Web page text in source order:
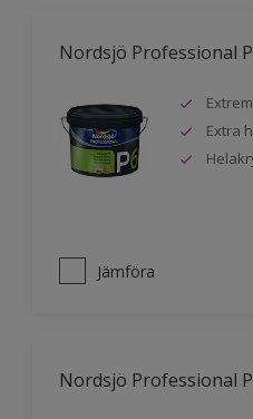
Nordsjö Professional
Extra
Jämföra
Nordsjö Professional